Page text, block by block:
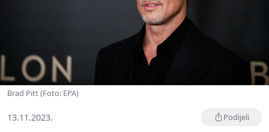
Brad Pitt (Foto: EPA)
13.11.2023. Podijeli